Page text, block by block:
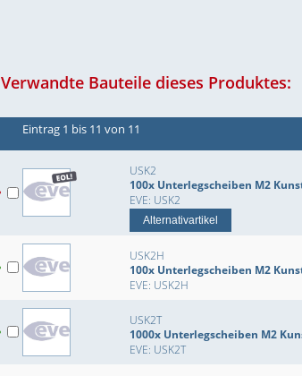
Verwandte Bauteile dieses Produktes:
Eintrag 1 bis 11 von 11
USK2
100x Unterlegscheiben M2
EVE: USK2
Alternativartikel
USK2H
100x Unterlegscheiben M2
EVE: USK2H
USK2T
1000x Unterlegscheiben M2
EVE: USK2T